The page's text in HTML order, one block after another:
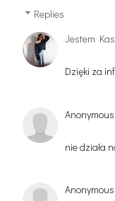
Replies
Jestem
Dzięki za
Anonymous
nie działa
Anonymous